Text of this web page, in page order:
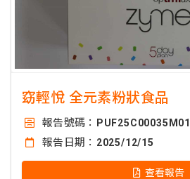
窈輕悅 全元素粉狀食品
報告號碼： PUF25C00035M01
報告日期： 2025/12/15
查看報告